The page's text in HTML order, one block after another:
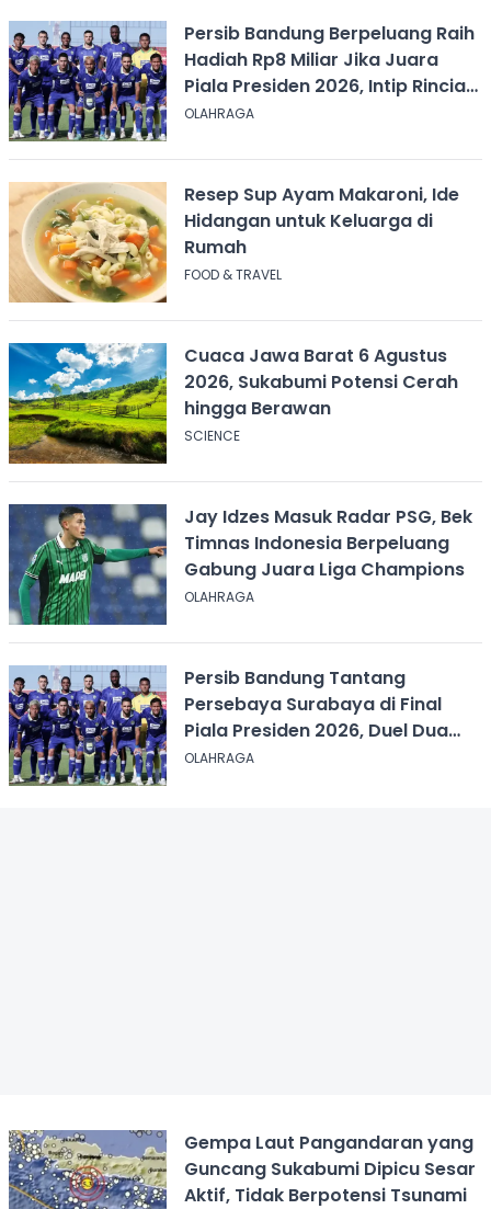
Persib Bandung Berpeluang Raih
Hadiah Rp8 Miliar Jika Juara
Piala Presiden 2026, Intip Rincian
Bonusnya
OLAHRAGA
Resep Sup Ayam Makaroni, Ide
Hidangan untuk Keluarga di
Rumah
FOOD & TRAVEL
Cuaca Jawa Barat 6 Agustus
2026, Sukabumi Potensi Cerah
hingga Berawan
SCIENCE
Jay Idzes Masuk Radar PSG, Bek
Timnas Indonesia Berpeluang
Gabung Juara Liga Champions
OLAHRAGA
Persib Bandung Tantang
Persebaya Surabaya di Final
Piala Presiden 2026, Duel Dua
Tim Tak Terkalahkan
OLAHRAGA
Gempa Laut Pangandaran yang
Guncang Sukabumi Dipicu Sesar
Aktif, Tidak Berpotensi Tsunami